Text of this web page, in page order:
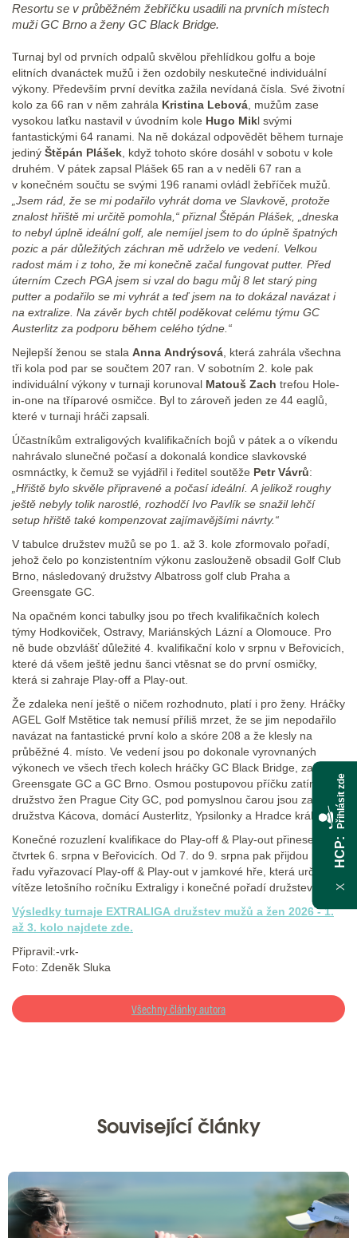
Resortu se v průběžném žebříčku usadili na prvních místech
muži GC Brno a ženy GC Black Bridge.
Turnaj byl od prvních odpalů skvělou přehlídkou golfu a boje
elitních dvanáctek mužů i žen ozdobily neskutečné individuální
výkony. Především první devítka zažila nevídaná čísla. Své životní
kolo za 66 ran v něm zahrála Kristina Lebová , mužům zase
vysokou laťku nastavil v úvodním kole Hugo Mikl svými
fantastickými 64 ranami. Na ně dokázal odpovědět během turnaje
jediný Štěpán Plášek , když tohoto skóre dosáhl v sobotu v kole
druhém. V pátek zapsal Plášek 65 ran a v neděli 67 ran a
v konečném součtu se svými 196 ranami ovládl žebříček mužů.
„Jsem rád, že se mi podařilo vyhrát doma ve Slavkově, protože
znalost hřiště mi určitě pomohla,“ přiznal Štěpán Plášek, „dneska
to nebyl úplně ideální golf, ale nemíjel jsem to do úplně špatných
pozic a pár důležitých záchran mě udrželo ve vedení. Velkou
radost mám i z toho, že mi konečně začal fungovat putter. Před
úterním Czech PGA jsem si vzal do bagu můj 8 let starý ping
putter a podařilo se mi vyhrát a teď jsem na to dokázal navázat i
na extralize. Na závěr bych chtěl poděkovat celému týmu GC
Austerlitz za podporu během celého týdne.“
Nejlepší ženou se stala Anna Andrýsová , která zahrála všechna
tři kola pod par se součtem 207 ran. V sobotním 2. kole pak
individuální výkony v turnaji korunoval Matouš Zach trefou Hole-
in-one na tříparové osmičce. Byl to zároveň jeden ze 44 eaglů,
které v turnaji hráči zapsali.
Účastníkům extraligových kvalifikačních bojů v pátek a o víkendu
nahrávalo slunečné počasí a dokonalá kondice slavkovské
osmnáctky, k čemuž se vyjádřil i ředitel soutěže Petr Vávrů:
„Hřiště bylo skvěle připravené a počasí ideální. A jelikož roughy
ještě nebyly tolik narostlé, rozhodčí Ivo Pavlík se snažil lehčí
setup hřiště také kompenzovat zajímavějšími návrty.“
V tabulce družstev mužů se po 1. až 3. kole zformovalo pořadí,
jehož čelo po konzistentním výkonu zaslouženě obsadil Golf Club
Brno, následovaný družstvy Albatross golf club Praha a
Greensgate GC.
Na opačném konci tabulky jsou po třech kvalifikačních kolech
týmy Hodkoviček, Ostravy, Mariánských Lázní a Olomouce. Pro
ně bude obzvlášť důležité 4. kvalifikační kolo v srpnu v Beřovicích,
které dá všem ještě jednu šanci vtěsnat se do první osmičky,
která si zahraje Play-off a Play-out.
Že zdaleka není ještě o ničem rozhodnuto, platí i pro ženy. Hráčky
AGEL Golf Mstětice tak nemusí příliš mrzet, že se jim nepodařilo
navázat na fantastické první kolo a skóre 208 a že klesly na
průběžné 4. místo. Ve vedení jsou po dokonale vyrovnaných
výkonech ve všech třech kolech hráčky GC Black Bridge, za nimi
Greensgate GC a GC Brno. Osmou postupovou příčku zatím drží
družstvo žen Prague City GC, pod pomyslnou čarou jsou zatím
družstva Kácova, domácí Austerlitz, Ypsilonky a Hradce králové.
Konečné rozuzlení kvalifikace do Play-off & Play-out přinese
čtvrtek 6. srpna v Beřovicích. Od 7. do 9. srpna pak přijdou na
řadu vyřazovací Play-off & Play-out v jamkové hře, která určí
vítěze letošního ročníku Extraligy i konečné pořadí družstev.
Výsledky turnaje EXTRALIGA družstev mužů a žen 2026 - 1.
až 3. kolo najdete zde.
Připravil:-vrk-
Foto: Zdeněk Sluka
Všechny články autora
Související články
X
HCP
Přihlásit zde